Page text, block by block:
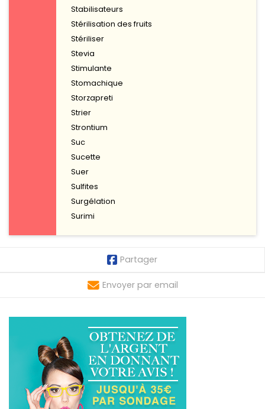
Stabilisateurs
Stérilisation des fruits
Stériliser
Stevia
Stimulante
Stomachique
Storzapreti
Strier
Strontium
Suc
Sucette
Suer
Sulfites
Surgélation
Surimi
Partager
Envoyer par email